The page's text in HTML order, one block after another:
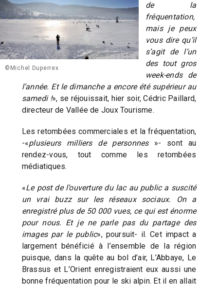
©Michel Duperrex
de la
fréquentation,
mais je peux
vous dire qu’il
s’agit de l’un
des tout gros
week-ends de
l’année. Et le dimanche a encore été supérieur au
samedi !», se réjouissait, hier soir, Cédric Paillard,
directeur de Vallée de Joux Tourisme.
Les retombées commerciales et la fréquentation,
-«plusieurs milliers de personnes»- sont au
rendez-vous, tout comme les retombées
médiatiques.
«Le post de l’ouverture du lac au public a suscité
un vrai buzz sur les réseaux sociaux. On a
enregistré plus de 50 000 vues, ce qui est énorme
pour nous. Et je ne parle pas du partage des
images par le public», poursuit- il. Cet impact a
largement bénéficié à l’ensemble de la région
puisque, dans la quête au bol d’air, L’Abbaye, Le
Brassus et L’Orient enregistraient eux aussi une
bonne fréquentation pour le ski alpin. Et il en allait